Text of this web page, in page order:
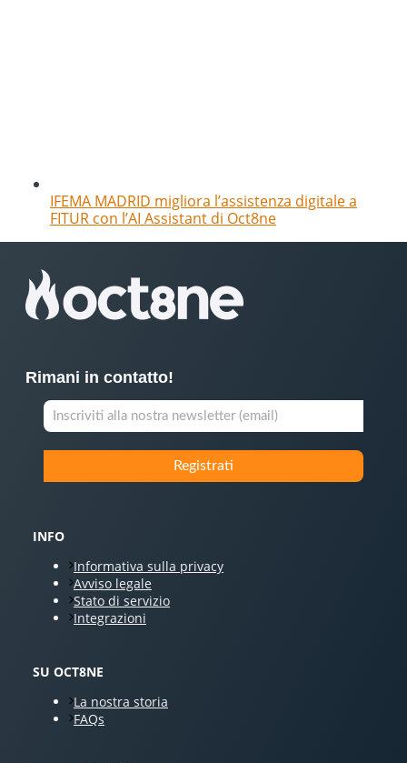
IFEMA MADRID migliora l’assistenza digitale a
FITUR con l’AI Assistant di Oct8ne
Rimani in contatto!
INFO
Informativa sulla privacy
Avviso legale
Stato di servizio
Integrazioni
SU OCT8NE
La nostra storia
FAQs